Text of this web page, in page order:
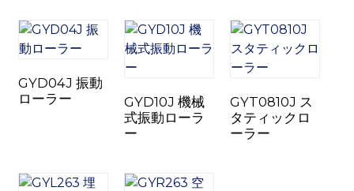
GYD04J 振動
ローラー
GYD10J 機械
式振動ローラ
ー
GYT0810J ス
タティックロ
ーラー